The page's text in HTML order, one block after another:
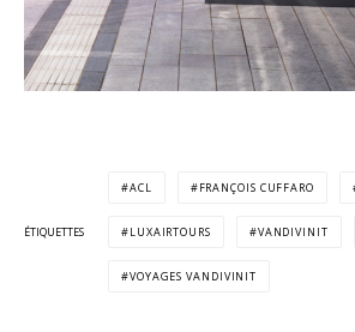
ÉTIQUETTES
ACL FRANÇOIS CUFFARO
LUXAIRTOURS VANDIVINIT
VOYAGES VANDIVINIT